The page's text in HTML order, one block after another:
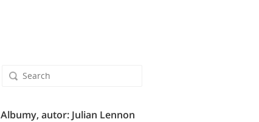
Albumy, autor: Julian Lennon